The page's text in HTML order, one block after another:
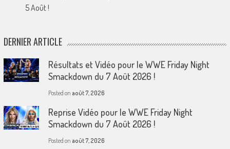
5 Août !
DERNIER ARTICLE
Résultats et Vidéo pour le WWE Friday Night
Smackdown du 7 Août 2026 !
Posted on août 7, 2026
Reprise Vidéo pour le WWE Friday Night
Smackdown du 7 Août 2026 !
Posted on août 7, 2026